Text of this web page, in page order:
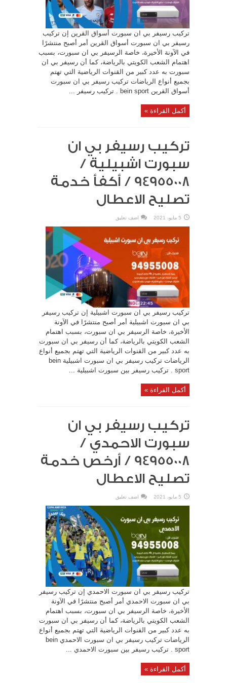
تركيب رسيفر بي ان سبورت أسواق القرين إن تركيب
رسيفر بي ان سبورت أسواق القرين أمر أصبح منتشرًا
في الآونة الأخيرة، خاصة الرسيفر بي ان سبورت، بسبب
اهتمام الشعب الكويتي بالرياضة، كما أن رسيفر بي ان
سبورت به عدد كبير من القنوات الرياضية التي تهتم
بجميع أنواع الرياضات تركيب رسيفر بي ان سبورت
أسواق القرين bein sport . تركيب رسيفر ...
أكمل القراءة »
تركيب رسيفر بي ان
سبورت اشبيلية /
94955008 / أكفأ خدمة
تصليح الاعطال
5 مايو، 2021 اضف تعليق
تركيب رسيفر بي ان سبورت اشبيلية إن تركيب رسيفر
بي ان سبورت اشبيلية أمر أصبح منتشرًا في الآونة
الأخيرة، خاصة الرسيفر بي ان سبورت، بسبب اهتمام
الشعب الكويتي بالرياضة، كما أن رسيفر بي ان سبورت
به عدد كبير من القنوات الرياضية التي تهتم بجميع أنواع
الرياضات تركيب رسيفر بي ان سبورت اشبيلية bein
sport . تركيب رسيفر بين سبورت اشبيلية ...
أكمل القراءة »
تركيب رسيفر بي ان
سبورت الاحمدي /
94955008 / أرخص خدمة
تصليح الاعطال
5 مايو، 2021 اضف تعليق
تركيب رسيفر بي ان سبورت الاحمدي إن تركيب رسيفر
بي ان سبورت الاحمدي أمر أصبح منتشرًا في الآونة
الأخيرة، خاصة الرسيفر بي ان سبورت، بسبب اهتمام
الشعب الكويتي بالرياضة، كما أن رسيفر بي ان سبورت
به عدد كبير من القنوات الرياضية التي تهتم بجميع أنواع
الرياضات تركيب رسيفر بي ان سبورت الاحمدي bein
sport . تركيب رسيفر بين سبورت الاحمدي ...
أكمل القراءة »